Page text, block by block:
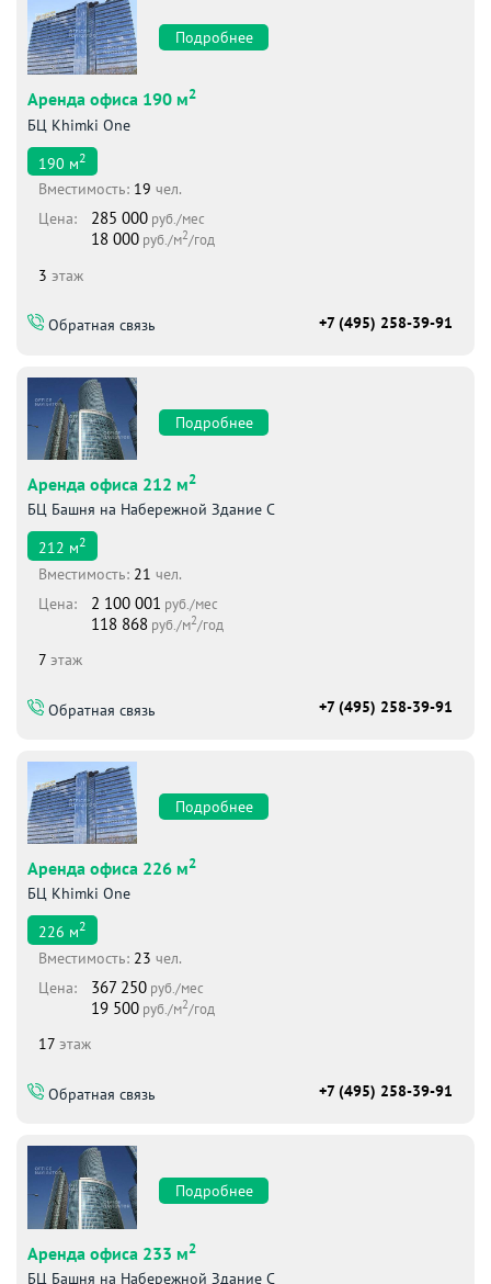
Подробнее
Аренда офиса 190 м2
БЦ Khimki One
190 м2
Вместимоcть: 19 чел.
Цена:
285 000 руб./мес
18 000 руб./м2/год
3 этаж
Обратная связь +7 (495) 258-39-91
Подробнее
Аренда офиса 212 м2
БЦ Башня на Набережной Здание С
212 м2
Вместимоcть: 21 чел.
Цена:
2 100 001 руб./мес
118 868 руб./м2/год
7 этаж
Обратная связь +7 (495) 258-39-91
Подробнее
Аренда офиса 226 м2
БЦ Khimki One
226 м2
Вместимоcть: 23 чел.
Цена:
367 250 руб./мес
19 500 руб./м2/год
17 этаж
Обратная связь +7 (495) 258-39-91
Подробнее
Аренда офиса 233 м2
БЦ Башня на Набережной Здание С